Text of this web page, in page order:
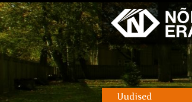
Menüü
Galerii